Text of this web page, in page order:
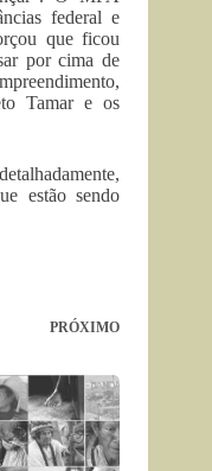
federal e
que ficou
por cima de
Tamar e os
estão sendo
PRÓXIMO